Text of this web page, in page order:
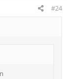
#24